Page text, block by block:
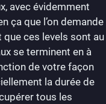
avec évidemment
ça que l’on demande
que ces levels sont au
se terminent en à
de votre façon
la durée de
tous les